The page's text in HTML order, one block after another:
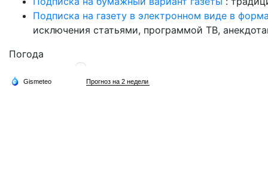
Подписка на газету в электронном виде в
исключения статьями, программой ТВ,
Погода